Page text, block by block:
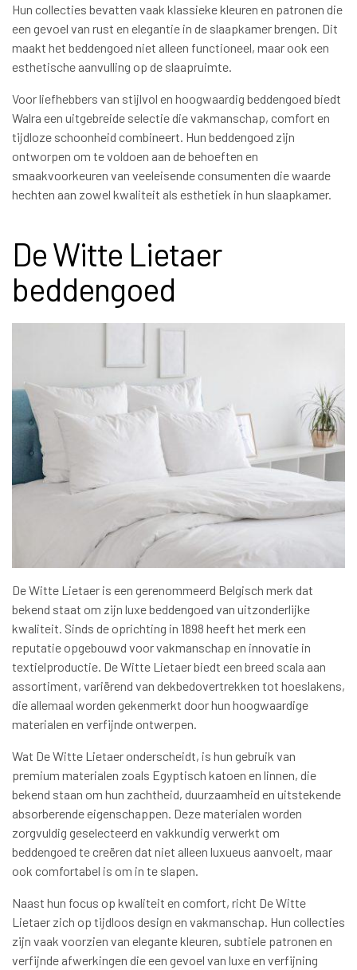
Hun collecties bevatten vaak klassieke kleuren en patronen die
een gevoel van rust en elegantie in de slaapkamer brengen. Dit
maakt het beddengoed niet alleen functioneel, maar ook een
esthetische aanvulling op de slaapruimte.
Voor liefhebbers van stijlvol en hoogwaardig beddengoed biedt
Walra een uitgebreide selectie die vakmanschap, comfort en
tijdloze schoonheid combineert. Hun beddengoed zijn
ontworpen om te voldoen aan de behoeften en
smaakvoorkeuren van veeleisende consumenten die waarde
hechten aan zowel kwaliteit als esthetiek in hun slaapkamer.
De Witte Lietaer
beddengoed
De Witte Lietaer is een gerenommeerd Belgisch merk dat
bekend staat om zijn luxe beddengoed van uitzonderlijke
kwaliteit. Sinds de oprichting in 1898 heeft het merk een
reputatie opgebouwd voor vakmanschap en innovatie in
textielproductie. De Witte Lietaer biedt een breed scala aan
assortiment, variërend van dekbedovertrekken tot hoeslakens,
die allemaal worden gekenmerkt door hun hoogwaardige
materialen en verfijnde ontwerpen.
Wat De Witte Lietaer onderscheidt, is hun gebruik van
premium materialen zoals Egyptisch katoen en linnen, die
bekend staan om hun zachtheid, duurzaamheid en uitstekende
absorberende eigenschappen. Deze materialen worden
zorgvuldig geselecteerd en vakkundig verwerkt om
beddengoed te creëren dat niet alleen luxueus aanvoelt, maar
ook comfortabel is om in te slapen.
Naast hun focus op kwaliteit en comfort, richt De Witte
Lietaer zich op tijdloos design en vakmanschap. Hun collecties
zijn vaak voorzien van elegante kleuren, subtiele patronen en
verfijnde afwerkingen die een gevoel van luxe en verfijning